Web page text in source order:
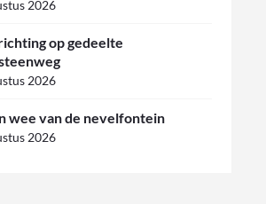
2026
op gedeelte
2026
wee van de nevelfontein
2026